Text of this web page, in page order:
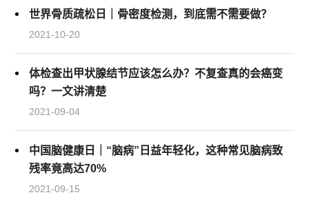
世界骨质疏松日｜骨密度检测，到底需不需要做？
2021-10-20
体检查出甲状腺结节应该怎么办？不复查真的会癌变
吗？一文讲清楚
2021-09-04
中国脑健康日｜“脑病”日益年轻化，这种常见脑病致
残率竟高达70%
2021-09-15